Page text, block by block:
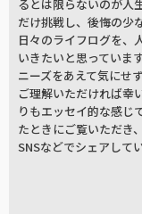
るとは限らないのが人
だけ挑戦し、後悔の少
日々のライフログを、
いきたいと思っていま
ニーズをあえて気にせ
ご理解いただければ幸
りもエッセイ的な感じ
たときにご覧いただき
SNSなどでシェアして